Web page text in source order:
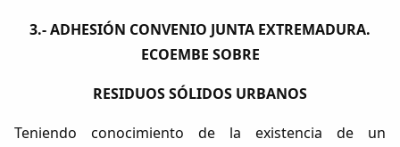
3.- ADHESIÓN CONVENIO JUNTA EXTREMADURA.
ECOEMBE SOBRE
RESIDUOS SÓLIDOS URBANOS
Teniendo conocimiento de la existencia de un